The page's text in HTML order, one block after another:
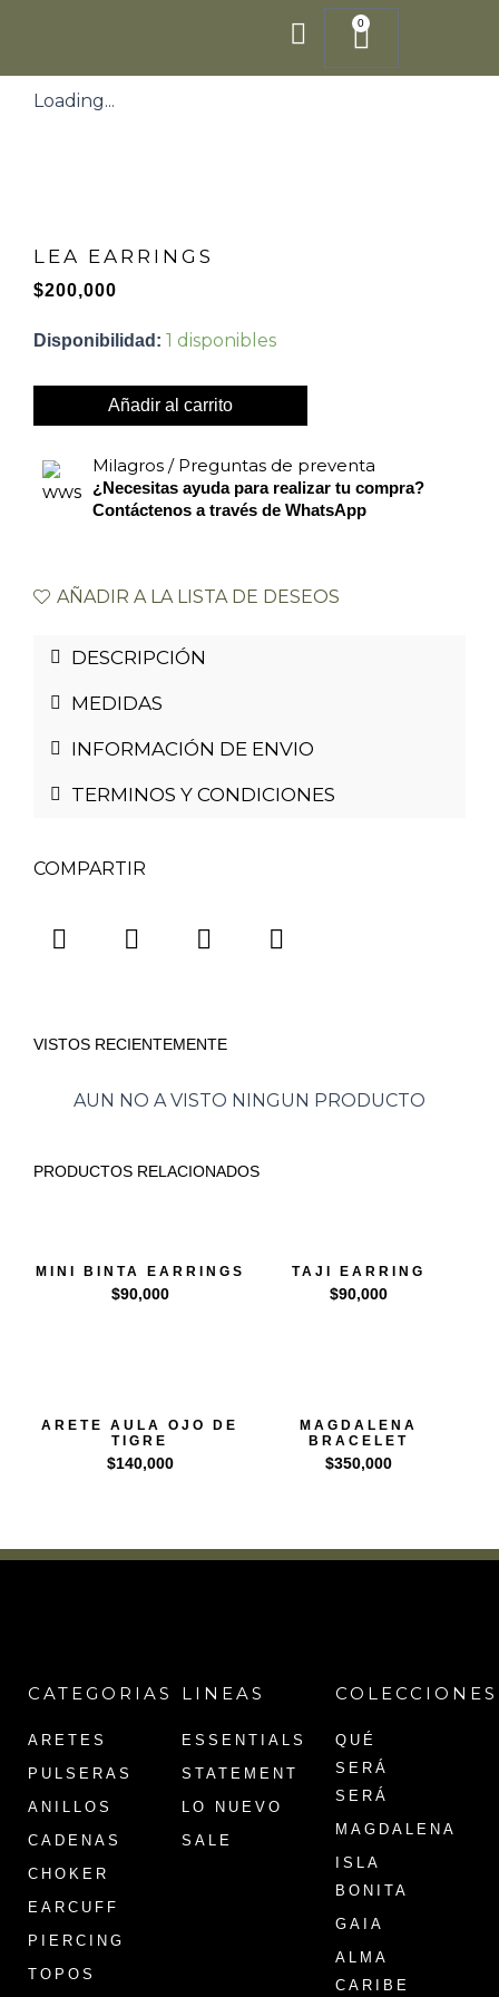
0
Cart
Loading...
LEA EARRINGS
$200,000
Disponibilidad: 1 disponibles
LEA
Añadir al carrito
Milagros / Preguntas de preventa
¿Necesitas ayuda para realizar tu compra?
Contáctenos a través de WhatsApp
AÑADIR A LA LISTA DE DESEOS
DESCRIPCIÓN
MEDIDAS
INFORMACIÓN DE ENVIO
TERMINOS Y CONDICIONES
COMPARTIR
VISTOS RECIENTEMENTE
AUN NO A VISTO NINGUN PRODUCTO
PRODUCTOS RELACIONADOS
MINI BINTA EARRINGS
$90,000
TAJI EARRING
$90,000
ARETE AULA OJO DE
TIGRE
$140,000
MAGDALENA
BRACELET
$350,000
CATEGORIAS
ARETES
PULSERAS
ANILLOS
CADENAS
CHOKER
EARCUFF
PIERCING
TOPOS
LINEAS
ESSENTIALS
STATEMENT
LO NUEVO
SALE
COLECCIONES
QUÉ
SERÁ
SERÁ
MAGDALENA
ISLA
BONITA
GAIA
ALMA
CARIBE